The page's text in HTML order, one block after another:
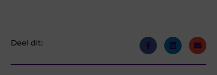
Deel dit: